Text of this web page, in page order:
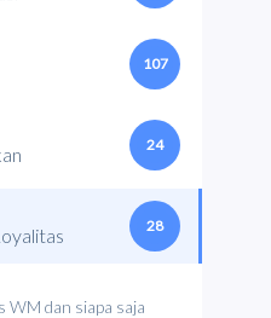
107
24
28
WM dan siapa saja